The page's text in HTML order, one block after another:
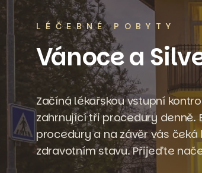
LÉČEBNÉ POBYTY
Vánoce a
Začíná lékařskou vstupní
zahrnující tři procedury
procedury a na závěr vás
zdravotním stavu. Přijeďte